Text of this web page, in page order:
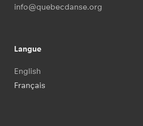
info@quebecdanse.org
Langue
English
Français